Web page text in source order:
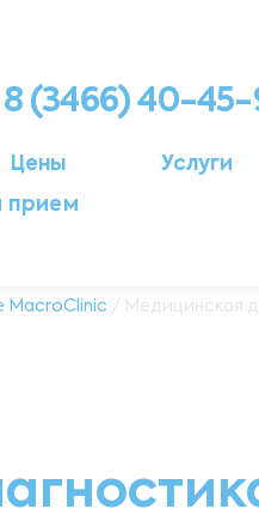
8 (3466) 40-45-
Цены Услуги
прием
MacroClinic / Медицинская